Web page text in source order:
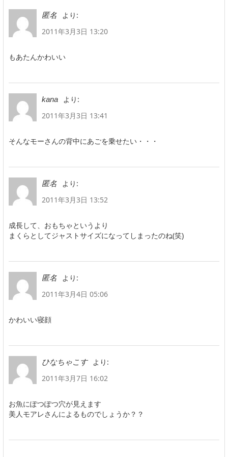
匿名
より:
2011年3月3日 13:20
もあたんかわいい
kana
より:
2011年3月3日 13:41
そんなモーさんの背中にあごを乗せたい・・・
匿名
より:
2011年3月3日 13:52
成長して、おもちゃというより
まくらとしてジャストサイズになってしまったのね(笑)
匿名
より:
2011年3月4日 05:06
かわいい寝顔
ひなちゃこす
より:
2011年3月7日 16:02
お魚にぽつぽつ穴が見えます
美人モアレさんによるものでしょうか？？